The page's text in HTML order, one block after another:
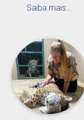
Saiba mais...